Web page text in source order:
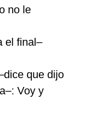
no le
el final–
que dijo
Voy y